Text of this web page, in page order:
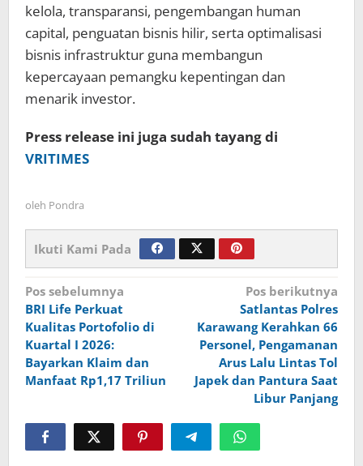
kelola, transparansi, pengembangan human
capital, penguatan bisnis hilir, serta optimalisasi
bisnis infrastruktur guna membangun
kepercayaan pemangku kepentingan dan
menarik investor.
Press release ini juga sudah tayang di
VRITIMES
oleh Pondra
Ikuti Kami Pada
Navigasi
pos
Pos sebelumnya
BRI Life Perkuat
Kualitas Portofolio di
Kuartal I 2026:
Bayarkan Klaim dan
Manfaat Rp1,17 Triliun
Pos berikutnya
Satlantas Polres
Karawang Kerahkan 66
Personel, Pengamanan
Arus Lalu Lintas Tol
Japek dan Pantura Saat
Libur Panjang